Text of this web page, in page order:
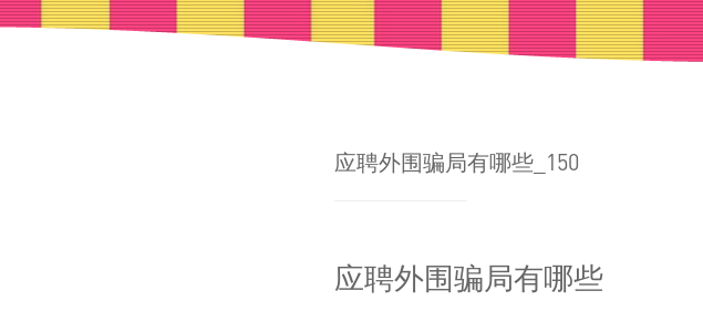
应聘外围骗局有哪些_150
应聘外围骗局有哪些